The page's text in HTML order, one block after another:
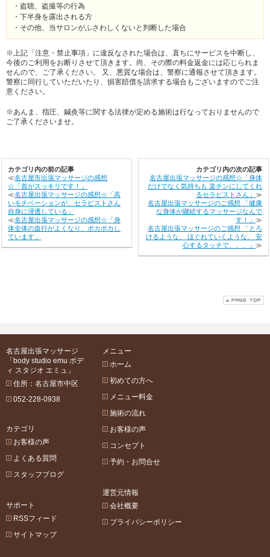
・盗聴、盗撮等の行為
・下半身を露出される方
・その他、当サロンがふさわしくないと判断した場合
※上記「注意・禁止事項」に違反なされた場合は、直ちにサービスを中断し、
今後のご利用をお断りさせて頂きます。尚、その際の料金返金には応じられま
せんので、ご了承ください。 又、悪質な場合は、警察に通報させて頂きます。
警察に同行していただいたり、損害賠償を請求する場合もございますのでご注
意ください。
※あんま、指圧、鍼灸等に関する法律が定める施術は行なっておりませんので
ご了承くださいませ。
カテゴリ内の前の記事
≪名古屋市出張マッサージの感想
☆「首がスッキリです！」
≪名古屋出張マッサージの感想☆「高
いモチベーションが、セラピストさん
自身に浸透している」
≪名古屋出張マッサージの感想☆「身
体全体の血行がよくなり、ポカポカし
ています」
カテゴリ内の次の記事
名古屋出張マッサージの感想☆「身体
だけでなく気持ちも 楽チンにしてくれ
るセラピストさん」 ≫
名古屋出張マッサージのご感想 「健康
な身体が継続するマッサージなんで
す！」 ≫
名古屋出張マッサージのご感想 「とろ
けるような、 ほぐれていくような、 安
心するタッチで、、、」 ≫
名古屋出張マッサージ
「body studio emu ボデ
ィ スタジオ エミュ」
住所：名古屋市中区
052-228-0938
メニュー
ホーム
初めての方へ
メニュー料金
施術の流れ
お客様の声
コンセプト
予約・お問合せ
カテゴリ
お客様の声
よくある質問
スタッフブログ
運営元情報
会社概要
プライバシーポリシー
サポート
RSSフィード
サイトマップ